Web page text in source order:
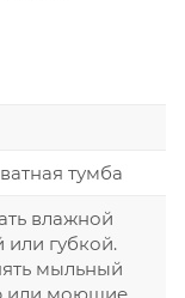
тумба
влажной
или губкой.
мыльный